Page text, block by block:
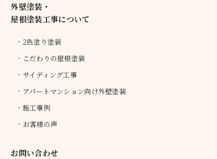
外壁塗装・
屋根塗装工事について
2色塗り塗装
こだわりの屋根塗装
サイディング工事
アパートマンション向け外壁塗装
施工事例
お客様の声
お問い合わせ